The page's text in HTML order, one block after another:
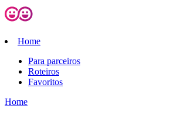
Home
Para parceiros
Roteiros
Favoritos
Home